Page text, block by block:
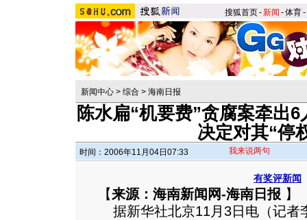
搜狐首页-新闻 -体育-
新闻中心 > 综合 > 海南日报
陈水扁“机要费”贪腐案牵出
决定对其“停
时间：2006年11月04日07:33 我来说两句
有奖评新闻
【来源：海南新闻网-海南日报 】
据新华社北京11月3日电（记者